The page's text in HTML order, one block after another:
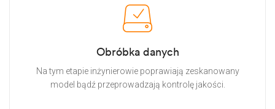
Obróbka danych
Na tym etapie inżynierowie poprawiają zeskanowany
model bądź przeprowadzają kontrolę jakości.